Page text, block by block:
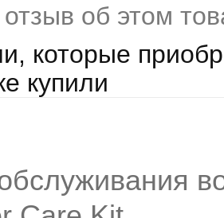
отзыв об этом
которые
купили